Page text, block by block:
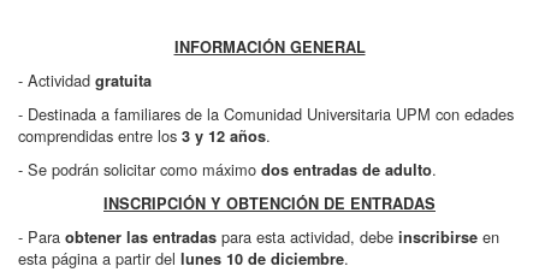
INFORMACIÓN GENERAL
- Actividad gratuita
- Destinada a familiares de la Comunidad Universitaria UPM con edades
comprendidas entre los 3 y 12 años.
- Se podrán solicitar como máximo dos entradas de adulto.
INSCRIPCIÓN Y OBTENCIÓN DE ENTRADAS
- Para obtener las entradas para esta actividad, debe inscribirse en
esta página a partir del lunes 10 de diciembre.